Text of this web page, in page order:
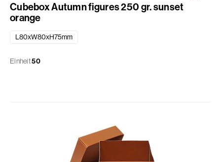
Cubebox Autumn figures 250 gr. sunset
orange
L80xW80xH75mm
Einheit50